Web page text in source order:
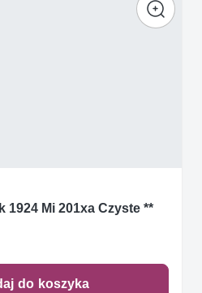
1924 Mi 201xa Czyste **
do koszyka